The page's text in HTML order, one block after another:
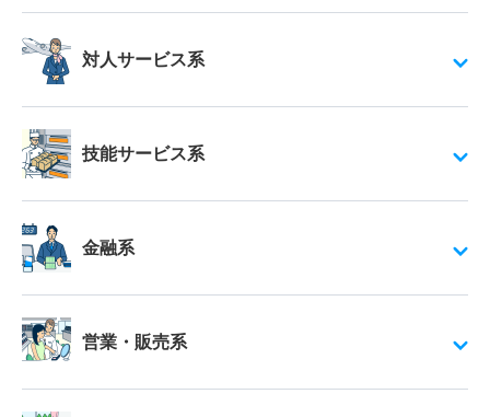
対人サービス系
技能サービス系
金融系
営業・販売系